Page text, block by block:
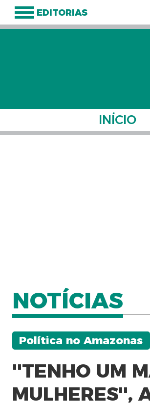
EDITORIAS
INÍCIO
NOTÍCIAS
Política no Amazonas
''TENHO UM
MULHERES'',